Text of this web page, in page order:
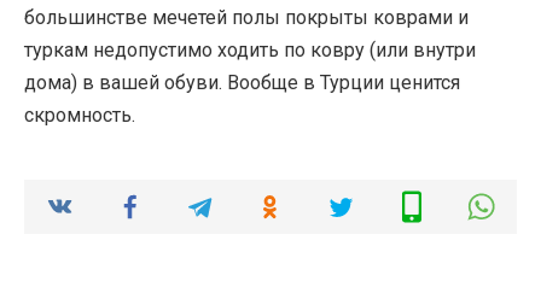
большинстве мечетей полы покрыты коврами и
туркам недопустимо ходить по ковру (или внутри
дома) в вашей обуви. Вообще в Турции ценится
скромность.